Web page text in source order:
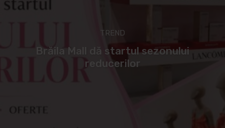
TREND
Brăila Mall dă startul sezonului
reducerilor